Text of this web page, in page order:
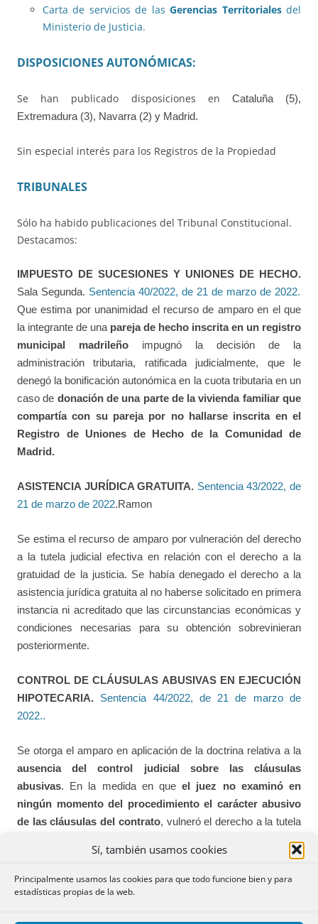
Sí, también usamos cookies
Principalmente usamos las cookies para que todo funcione bien y para
estadísticas propias de la web.
Carta de servicios de lasGerencias Territorialesdel
Ministerio de Justicia.
DISPOSICIONES AUTONÓMICAS:
Se han publicado disposiciones en Cataluña (5),
Extremadura (3), Navarra (2) y Madrid.
Sin especial interés para los Registros de la Propiedad
TRIBUNALES
Sólo ha habido publicaciones del Tribunal Constitucional.
Destacamos:
IMPUESTO DE SUCESIONES Y UNIONES DE HECHO.
Sala Segunda. Sentencia 40/2022, de 21 de marzo de 2022.
Que estima por unanimidad el recurso de amparo en el que
la integrante de una pareja de hecho inscrita en un registro
municipal madrileño impugnó la decisión de la
administración tributaria, ratificada judicialmente, que le
denegó la bonificación autonómica en la cuota tributaria en un
caso de donación de una parte de la vivienda familiar que
compartía con su pareja por no hallarse inscrita en el
Registro de Uniones de Hecho de la Comunidad de
Madrid.
ASISTENCIA JURÍDICA GRATUITA. Sentencia 43/2022, de
21 de marzo de 2022.Ramon
Se estima el recurso de amparo por vulneración del derecho
a la tutela judicial efectiva en relación con el derecho a la
gratuidad de la justicia. Se había denegado el derecho a la
asistencia jurídica gratuita al no haberse solicitado en primera
instancia ni acreditado que las circunstancias económicas y
condiciones necesarias para su obtención sobrevinieran
posteriormente.
CONTROL DE CLÁUSULAS ABUSIVAS EN EJECUCIÓN
HIPOTECARIA. Sentencia 44/2022, de 21 de marzo de
2022..
Se otorga el amparo en aplicación de la doctrina relativa a la
ausencia del control judicial sobre las cláusulas
abusivas. En la medida en queel juez no examinó en
ningún momento del procedimiento el carácter abusivo
de las cláusulas del contrato, vulneró el derecho a la tutela
SECCIÓN II